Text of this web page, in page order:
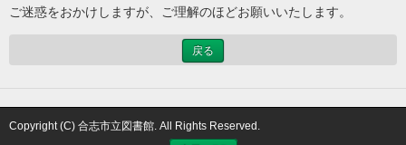
ご迷惑をおかけしますが、ご理解のほどお願いいたします。
戻る
Copyright (C) 合志市立図書館. All Rights Reserved.